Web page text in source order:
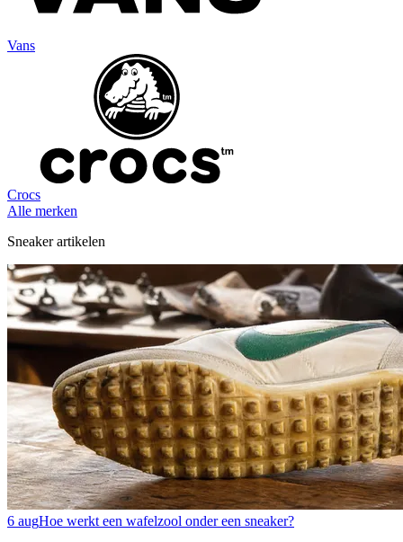
Vans
Crocs
Alle merken
Sneaker artikelen
6 augHoe werkt een wafelzool onder een sneaker?